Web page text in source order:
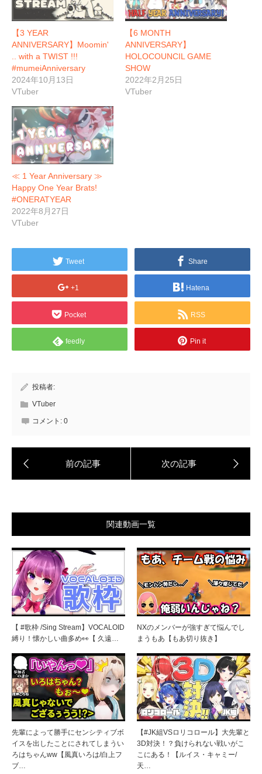
【3 YEAR
ANNIVERSARY】Moomin'
.. with a TWIST !!!
#mumeiAnniversary
2024年10月13日
VTuber
【6 MONTH
ANNIVERSARY】
HOLOCOUNCIL GAME
SHOW
2022年2月25日
VTuber
≪ 1 Year Anniversary ≫
Happy One Year Brats!
#ONERATYEAR
2022年8月27日
VTuber
Tweet Share
+1 Hatena
Pocket RSS
feedly Pin it
投稿者:
VTuber
コメント: 0
関連動画一覧
【 #歌枠 /Sing Stream】VOCALOID
縛り！懐かしい曲多め👀【 久遠…
NXのメンバーが強すぎて悩んでし
まうもあ【もあ切り抜き】
先輩によって勝手にセンシティブボ
イスを出したことにされてしまうい
ろはちゃんww【風真いろは/白上フ
ブ…
【#JK組VSロリコロール】大先輩と
3D対決！？負けられない戦いがこ
こにある！【ルイス・キャミー/
天…